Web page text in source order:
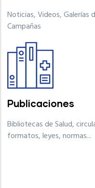
Noticias, Videos, Galerías
Campañas
Publicaciones
Bibliotecas de Salud,
formatos, leyes, normas...